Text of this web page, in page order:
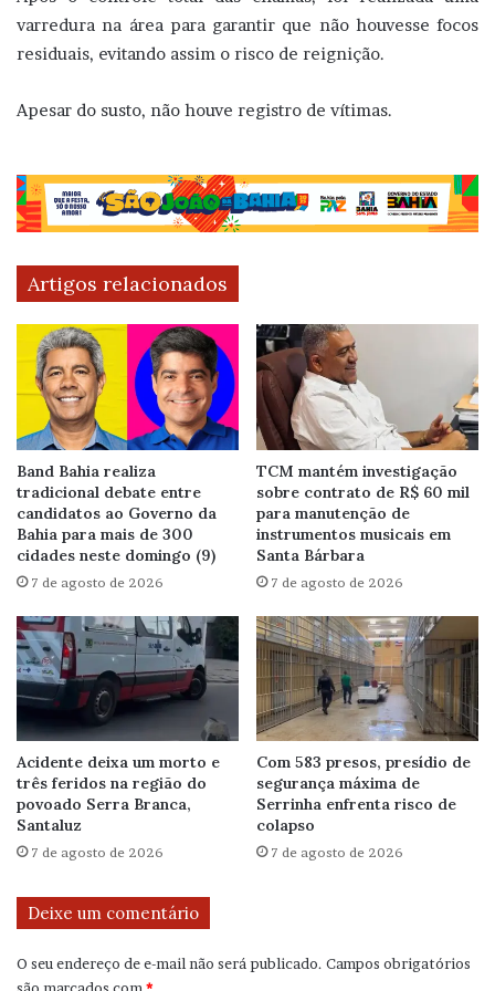
varredura na área para garantir que não houvesse focos
residuais, evitando assim o risco de reignição.
Apesar do susto, não houve registro de vítimas.
Artigos relacionados
Band Bahia realiza
tradicional debate entre
candidatos ao Governo da
Bahia para mais de 300
cidades neste domingo (9)
7 de agosto de 2026
TCM mantém investigação
sobre contrato de R$ 60 mil
para manutenção de
instrumentos musicais em
Santa Bárbara
7 de agosto de 2026
Acidente deixa um morto e
três feridos na região do
povoado Serra Branca,
Santaluz
7 de agosto de 2026
Com 583 presos, presídio de
segurança máxima de
Serrinha enfrenta risco de
colapso
7 de agosto de 2026
Deixe um comentário
O seu endereço de e-mail não será publicado. Campos obrigatórios